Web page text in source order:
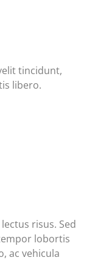
tincidunt,
libero.
risus. Sed
lobortis
ac vehicula